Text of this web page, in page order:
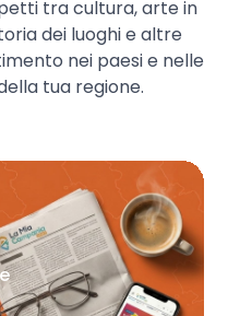
tra cultura, arte in
dei luoghi e altre
nei paesi e nelle
tua regione.